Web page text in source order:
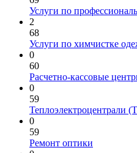
Услуги по
2
68
Услуги по химчистке
0
60
Расчетно-кассовые
0
59
Теплоэлектроцентрали
0
59
Ремонт оптики